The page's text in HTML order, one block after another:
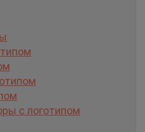
с логотипом